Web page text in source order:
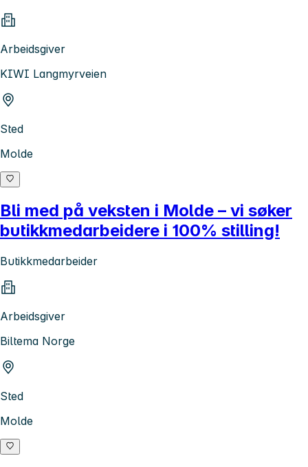
Arbeidsgiver
KIWI Langmyrveien
Sted
Molde
Bli med på veksten i Molde – vi søker
butikkmedarbeidere i 100% stilling!
Butikkmedarbeider
Arbeidsgiver
Biltema Norge
Sted
Molde